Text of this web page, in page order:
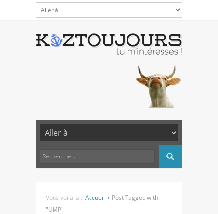
Vous voilà là : Accueil
Post Tagged with:
"UMP"